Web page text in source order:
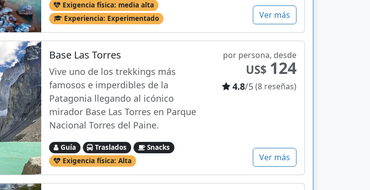
Exigencia física: media alta
Experiencia: Experimentado
Ver más
Base Las Torres
Vive uno de los trekkings más
famosos e imperdibles de la
Patagonia llegando al icónico
mirador Base Las Torres en Parque
Nacional Torres del Paine.
Guía Traslados
Snacks
Exigencia física: Alta
por persona, desde
US$ 124
4.8/5(8 reseñas)
Ver más